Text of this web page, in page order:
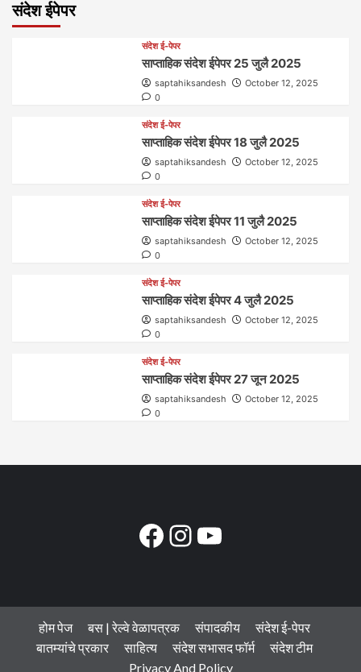
संदेश ईपेपर
संदेश ई-पेपर
साप्ताहिक संदेश ईपेपर 25 जुलै 2025
saptahiksandesh
October 12, 2025
0
संदेश ई-पेपर
साप्ताहिक संदेश ईपेपर 18 जुलै 2025
saptahiksandesh
October 12, 2025
0
संदेश ई-पेपर
साप्ताहिक संदेश ईपेपर 11 जुलै 2025
saptahiksandesh
October 12, 2025
0
संदेश ई-पेपर
साप्ताहिक संदेश ईपेपर 4 जुलै 2025
saptahiksandesh
October 12, 2025
0
संदेश ई-पेपर
साप्ताहिक संदेश ईपेपर 27 जून 2025
saptahiksandesh
October 12, 2025
0
Facebook
Instagram
YouTube
होम पेज बस | रेल्वे वेळापत्रक संपादकीय
संदेश ई-पेपर
बातम्यांचे प्रकार
साहित्य संदेश सभासद फॉर्म
संदेश टीम
Privacy And Policy